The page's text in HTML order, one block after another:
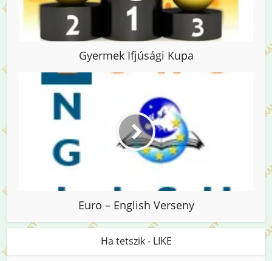
Gyermek Ifjúsági Kupa
Euro – English Verseny
Ha tetszik - LIKE